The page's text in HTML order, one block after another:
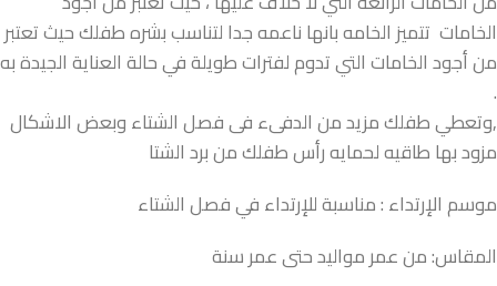
الخامات تتميز الخامه بانها ناعمه جدا لتناسب بشره طفلك حيث تعتبر
من أجود الخامات التي تدوم لفترات طويلة في حالة العناية الجيدة به
.
,وتعطي طفلك مزيد من الدفىء فى فصل الشتاء وبعض الاشكال
مزود بها طاقيه لحمايه رأس طفلك من برد الشتا
موسم الإرتداء : مناسبة للإرتداء في فصل الشتاء
المقاس: من عمر مواليد حتى عمر سنة